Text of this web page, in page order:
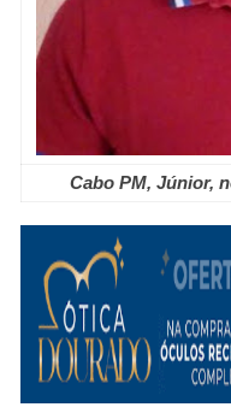
Cabo PM, Júnior,